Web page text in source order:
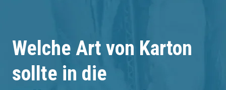
Webshop
Abfallsortiersystem
Welche Art von Karton
sollte in die